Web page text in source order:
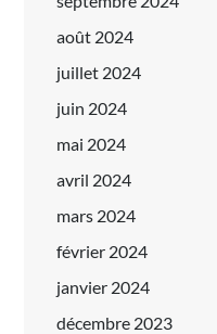
août 2024
juillet 2024
juin 2024
mai 2024
avril 2024
mars 2024
février 2024
janvier 2024
décembre 2023